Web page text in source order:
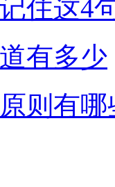
住这4
有多少
则有哪